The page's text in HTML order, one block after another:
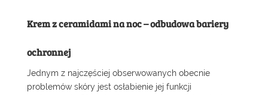
Krem z ceramidami na noc – odbudowa bariery
ochronnej
Jednym z najczęściej obserwowanych obecnie
problemów skóry jest osłabienie jej funkcji